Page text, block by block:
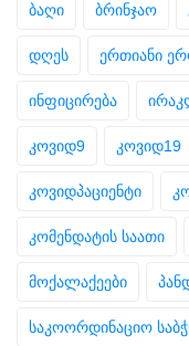
ბაღი ბრინჯაო
დღეს ერთიანი
ინფიცირება
კოვიდ9 კოვიდ19
კოვიდპაციენტი
კომენდატის საათი
მოქალაქეები
საკოორდინაციო